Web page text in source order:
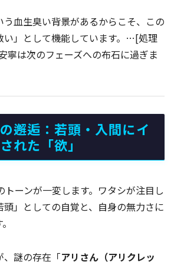
血生臭い背景があるからこそ、この
い」として機能しています。…[処理
は次のフェーズへの布石に過ぎま
邂逅：若頭・入間にイ
れた「欲」
ーンが一変します。ワタシが注目し
頭」としての自覚と、自身の無力さに
、謎の存在「アリさん（アリクレッ